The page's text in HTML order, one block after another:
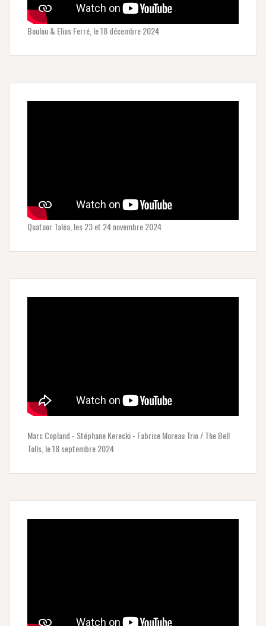
Boulou & Elios Ferré, le 18 décembre 2024
Quatuor Taléa, les 23 et 24 novembre 2024
Marc Copland - Stéphane Kerecki - Fabrice Moreau Trio / The Bell
Tolls, le 18 septembre 2024